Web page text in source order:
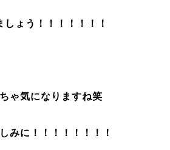
しょう！！！！！！！
ゃ気になりますね笑
みに！！！！！！！！